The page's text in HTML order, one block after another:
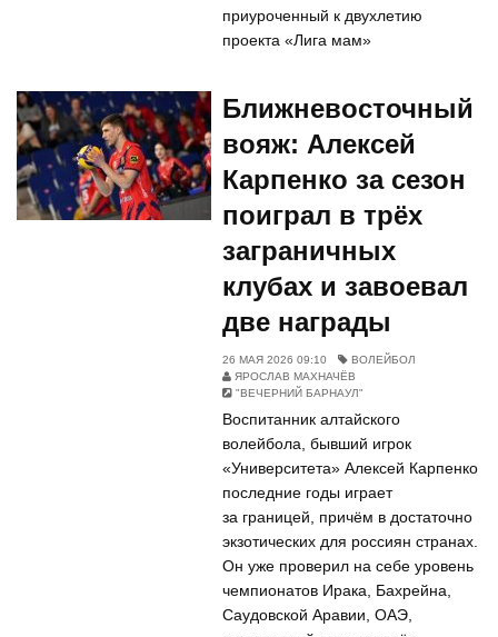
приуроченный к двухлетию
проекта «Лига мам»
Ближневосточный
вояж: Алексей
Карпенко за сезон
поиграл в трёх
заграничных
клубах и завоевал
две награды
26 МАЯ 2026 09:10
ВОЛЕЙБОЛ
ЯРОСЛАВ МАХНАЧЁВ
"ВЕЧЕРНИЙ БАРНАУЛ"
Воспитанник алтайского
волейбола, бывший игрок
«Университета» Алексей Карпенко
последние годы играет
за границей, причём в достаточно
экзотических для россиян странах.
Он уже проверил на себе уровень
чемпионатов Ирака, Бахрейна,
Саудовской Аравии, ОАЭ,